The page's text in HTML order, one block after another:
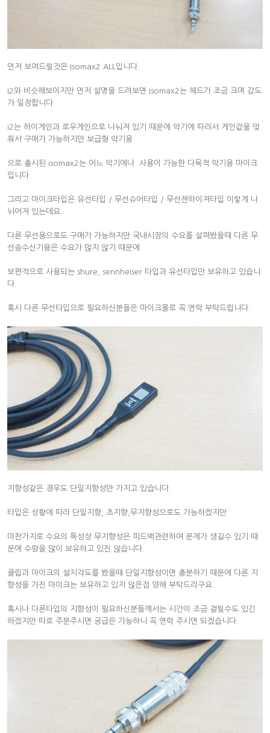
먼저 보여드릴것은 Isomax2 ALL입니다.
I2와 비슷해보이지만 먼저 설명을 드려보면 Isomax2는 헤드가 조금 크며 감도
가 일정합니다.
i2는 하이게인과 로우게인으로 나눠져 있기 때문에 악기에 따라서 게인값을 맞
춰서 구매가 가능하지만 보급형 악기용
으로 출시된 isomax2는 어느 악기에나 사용이 가능한 다목적 악기용 마이크
입니다.
그리고 마이크타입은 유선타입 / 무선슈어타입 / 무선젠하이져타입 이렇게 나
뉘어져 있는데요..
다른 무선용으로도 구매가 가능하지만 국내시장의 수요를 살펴봤을때 다른 무
선송수신기용은 수요가 많지 않기 때문에
보편적으로 사용되는 shure, sennheiser 타입과 유선타입만 보유하고 있습니
다.
혹시 다른 무선타입으로 필요하신분들은 마이크몰로 꼭 연락 부탁드립니다.
지향성같은 경우도 단일지향성만 가지고 있습니다.
타입은 상황에 따라 단일지향, 초지향,무지향성으로도 가능하겠지만
마찬가지로 수요의 특성상 무지향성은 피드백관련하여 문제가 생길수 있기 때
문에 수량을 많이 보유하고 있진 않습니다.
클립과 마이크의 설치각도를 봤을때 단일지향성이면 충분하기 때문에 다른 지
향성을 가진 마이크는 보유하고 있지 않은점 양해 부탁드리구요..
혹시나 다른타입의 지향성이 필요하신분들께서는 시간이 조금 걸릴수도 있긴
하겠지만 따로 주문주시면 공급은 가능하니 꼭 연락 주시면 되겠습니다.